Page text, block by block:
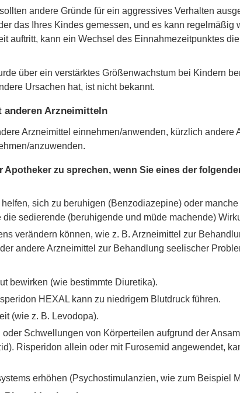
andere Gründe für ein aggressives Verhalten
das Ihres Kindes gemessen, und es kann regelmäßig
auftritt, kann ein Wechsel des Einnahmezeitpunktes
über ein verstärktes Größenwachstum bei Kindern
Ursachen hat, ist nicht bekannt.
anderen Arzneimitteln
Arzneimittel einnehmen/anwenden, kürzlich
anzuwenden.
zu sprechen, wenn Sie eines der
sich zu beruhigen (Benzodiazepine) oder
sedierende (beruhigende und müde machende)
verändern können, wie z. B. Arzneimittel zur
andere Arzneimittel zur Behandlung seelischer
bewirken (wie bestimmte Diuretika).
HEXAL kann zu niedrigem Blutdruck führen.
(wie z. B. Levodopa).
Schwellungen von Körperteilen aufgrund der
Risperidon allein oder mit Furosemid angewendet,
erhöhen (Psychostimulanzien, wie zum Beispiel